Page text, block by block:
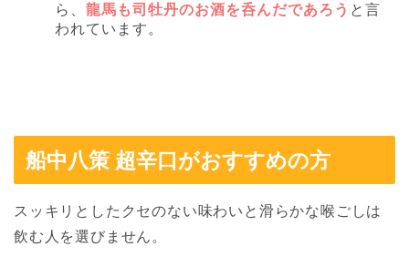
ら、 龍馬も司牡丹のお酒を呑んだであろう と言
われています。
船中八策 超辛口がおすすめの方
スッキリとしたクセのない味わいと滑らかな喉ごしは
飲む人を選びません。